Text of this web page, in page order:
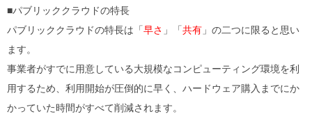
■パブリッククラウドの特長
パブリッククラウドの特長は「早さ 」「共有 」の二つに限ると思い
ます。
事業者がすでに用意している大規模なコンピューティング環境を利
用するため、利用開始が圧倒的に早く、ハードウェア購入までにか
かっていた時間がすべて削減されます。